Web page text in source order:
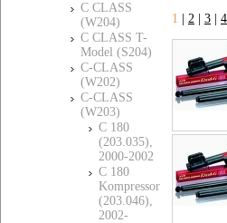
C CLASS
(W204)
C CLASS T-
Model (S204)
C-CLASS
(W202)
C-CLASS
(W203)
C 180
(203.035),
2000-2002
C 180
Kompressor
(203.046),
2002-
1 2 3 4